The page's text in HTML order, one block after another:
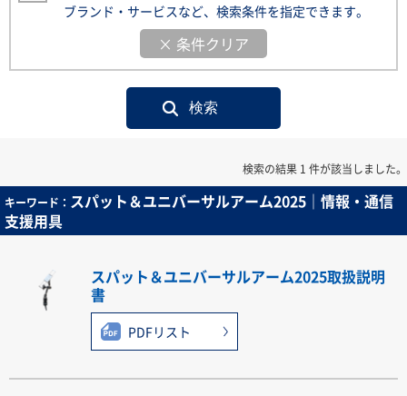
ブランド・サービスなど、検索条件を指定できます。
× 条件クリア
検索の結果 1 件が該当しました。
キーワード： スパット＆ユニバーサルアーム2025｜情報・通信
支援用具
スパット＆ユニバーサルアーム2025取扱説明
書
PDFリスト